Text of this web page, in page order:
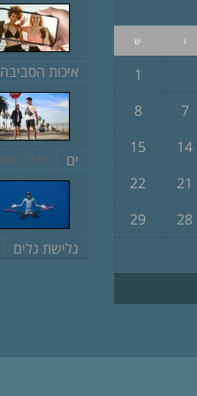
ו ש
1
7
8
14
15
21
22
28
29
איכות הסביבה
ים יוני 18, 2020
גלישת גלים